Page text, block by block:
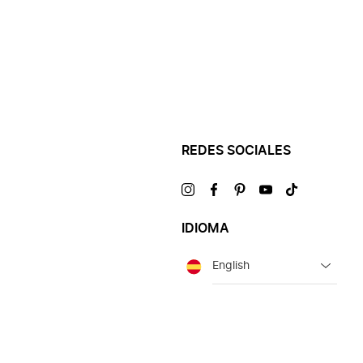
REDES SOCIALES
VisítanosVisítanosVisítanosVisítanosVisítanos
IDIOMA
Idioma